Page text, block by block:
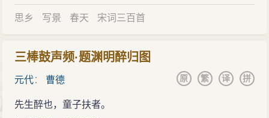
思乡 写景 春天 宋词三百首
三棒鼓声频·题渊明醉归图
元代： 曹德 拼
译
繁
原
先生醉也，童子扶者。